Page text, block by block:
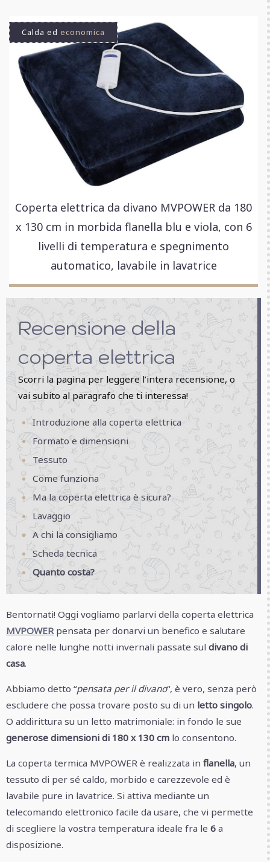
Calda ed economica
Coperta elettrica da divano MVPOWER da 180
x 130 cm in morbida flanella blu e viola, con 6
livelli di temperatura e spegnimento
automatico, lavabile in lavatrice
Recensione della
coperta elettrica
Scorri la pagina per leggere l’intera recensione, o
vai subito al paragrafo che ti interessa!
Introduzione alla coperta elettrica
Formato e dimensioni
Tessuto
Come funziona
Ma la coperta elettrica è sicura?
Lavaggio
A chi la consigliamo
Scheda tecnica
Quanto costa?
Bentornati! Oggi vogliamo parlarvi della coperta elettrica
MVPOWER pensata per donarvi un benefico e salutare
calore nelle lunghe notti invernali passate sul divano di
casa.
Abbiamo detto “pensata per il divano“, è vero, senza però
escludere che possa trovare posto su di un letto singolo.
O addirittura su un letto matrimoniale: in fondo le sue
generose dimensioni di 180 x 130 cm lo consentono.
La coperta termica MVPOWER è realizzata in flanella, un
tessuto di per sé caldo, morbido e carezzevole ed è
lavabile pure in lavatrice. Si attiva mediante un
telecomando elettronico facile da usare, che vi permette
di scegliere la vostra temperatura ideale fra le 6 a
disposizione.